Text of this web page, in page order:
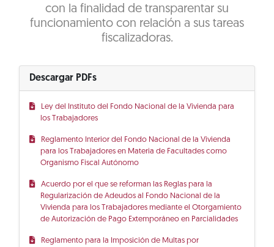
con la finalidad de transparentar su
funcionamiento con relación a sus tareas
fiscalizadoras.
Descargar PDFs
Ley del Instituto del Fondo Nacional de la Vivienda para
los Trabajadores
Reglamento Interior del Fondo Nacional de la Vivienda
para los Trabajadores en Materia de Facultades como
Organismo Fiscal Autónomo
Acuerdo por el que se reforman las Reglas para la
Regularización de Adeudos al Fondo Nacional de la
Vivienda para los Trabajadores mediante el Otorgamiento
de Autorización de Pago Extemporáneo en Parcialidades
Reglamento para la Imposición de Multas por